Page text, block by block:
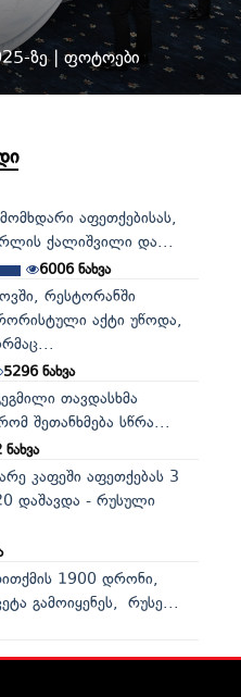
ზე | ფოტოები
აფეთქებისას,
ქალიშვილი და...
6006ნახვა
რესტორანში
აქტი უწოდა,
5296ნახვა
თავდასხმა
შეთანხმება სწრა...
ნახვა
კაფეში აფეთქებას 3
დაშავდა - რუსული
1900 დრონი,
გამოიყენეს, რუსე...